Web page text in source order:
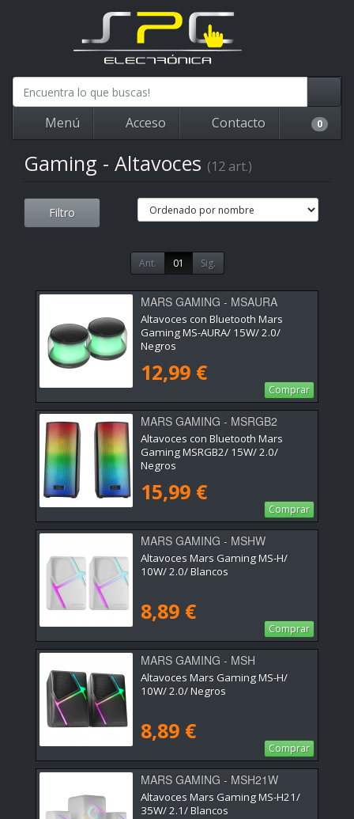
Menú Acceso Contacto 0
Gaming - Altavoces (12 art.)
Filtro
Ant. 01 Sig.
MARS GAMING - MSAURA
Altavoces con Bluetooth Mars
Gaming MS-AURA/ 15W/ 2.0/
Negros
12,99 €
Comprar
MARS GAMING - MSRGB2
Altavoces con Bluetooth Mars
Gaming MSRGB2/ 15W/ 2.0/
Negros
15,99 €
Comprar
MARS GAMING - MSHW
Altavoces Mars Gaming MS-H/
10W/ 2.0/ Blancos
8,89 €
Comprar
MARS GAMING - MSH
Altavoces Mars Gaming MS-H/
10W/ 2.0/ Negros
8,89 €
Comprar
MARS GAMING - MSH21W
Altavoces Mars Gaming MS-H21/
35W/ 2.1/ Blancos